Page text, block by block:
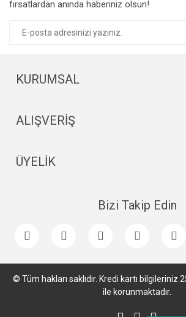
fırsatlardan anında haberiniz olsun!
KURUMSAL
ALIŞVERİŞ
ÜYELİK
Bizi Takip Edin
© Tüm hakları saklıdır. Kredi kartı bilgileriniz
ile korunmaktadır.